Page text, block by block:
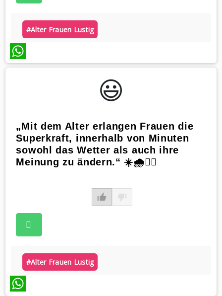
#alter Frauen Lustig
WhatsApp
😃️
„Mit dem Alter erlangen Frauen die
Superkraft, innerhalb von Minuten
sowohl das Wetter als auch ihre
Meinung zu ändern.“ ☀️🌧️🤷‍♀️
#alter Frauen Lustig